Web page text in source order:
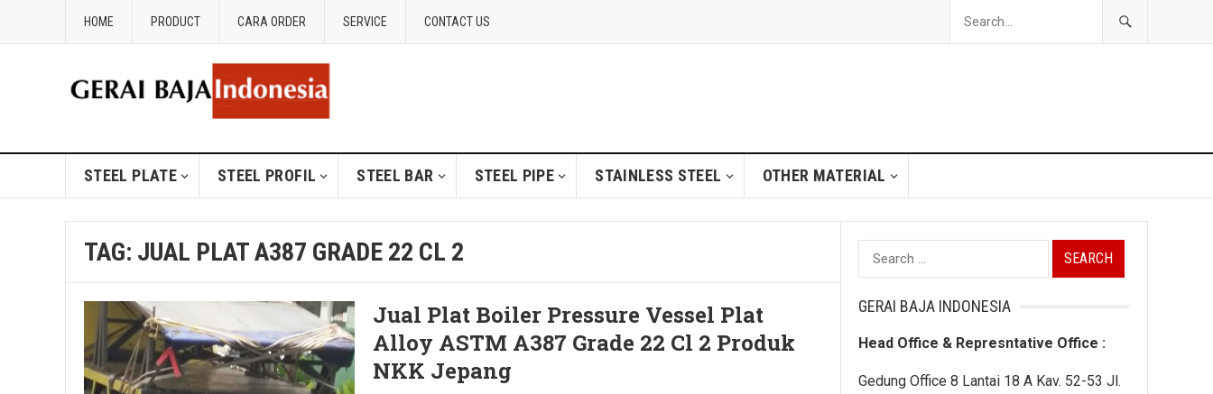
HOME PRODUCT CARA ORDER SERVICE CONTACT US
STEEL PLATE STEEL PROFIL STEEL BAR STEEL PIPE STAINLESS STEEL OTHER MATERIAL
TAG: JUAL PLAT A387 GRADE 22 CL 2
Jual Plat Boiler Pressure Vessel Plat
Alloy ASTM A387 Grade 22 Cl 2 Produk
NKK Jepang
Search
for:
GERAI BAJA INDONESIA
Head Office & Represntative Office :
Gedung Office 8 Lantai 18 A Kav. 52-53 Jl.